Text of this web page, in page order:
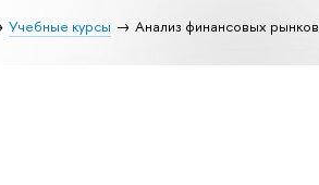
Учебные курсы Анализ финансовых рынков